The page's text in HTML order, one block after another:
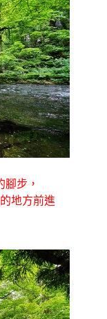
步，
地方前進